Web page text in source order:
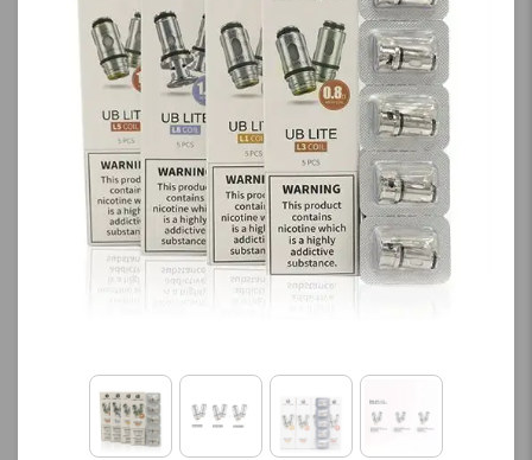
نمایش قیمت ، گزینه های
محصول را از کادر بالا انتخاب
آخرین بروزرسانی
قیمت: 13 ساعت پیش
تمامی قیمت ها بروز
هستند.
افزودن به سبد خرید